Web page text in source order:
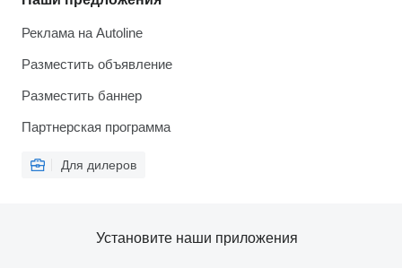
Реклама на Autoline
Разместить объявление
Разместить баннер
Партнерская программа
Для дилеров
Установите наши приложения